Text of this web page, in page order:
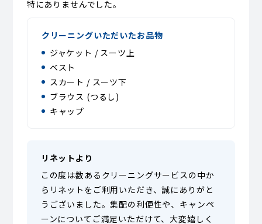
特にありませんでした。
クリーニングいただいたお品物
ジャケット / スーツ上
ベスト
スカート / スーツ下
ブラウス (つるし)
キャップ
リネットより
この度は数あるクリーニングサービスの中か
らリネットをご利用いただき、誠にありがと
うございました。集配の利便性や、キャンペ
ーンについてご満足いただけて、大変嬉しく